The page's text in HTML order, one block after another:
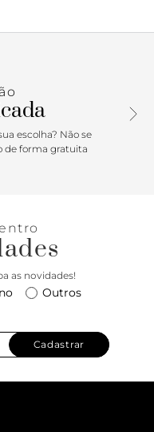
Traz alça de ombro
na base. Com fecho em
escolha? Não se
de forma gratuita
as novidades!
Outros
Cadastrar